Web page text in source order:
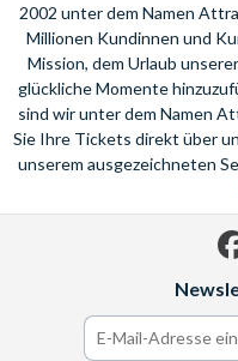
2002 unter dem Namen
Millionen Kundinnen und
Mission, dem Urlaub
glückliche Momente
sind wir unter dem Namen
Sie Ihre Tickets direkt über
unserem ausgezeichneten